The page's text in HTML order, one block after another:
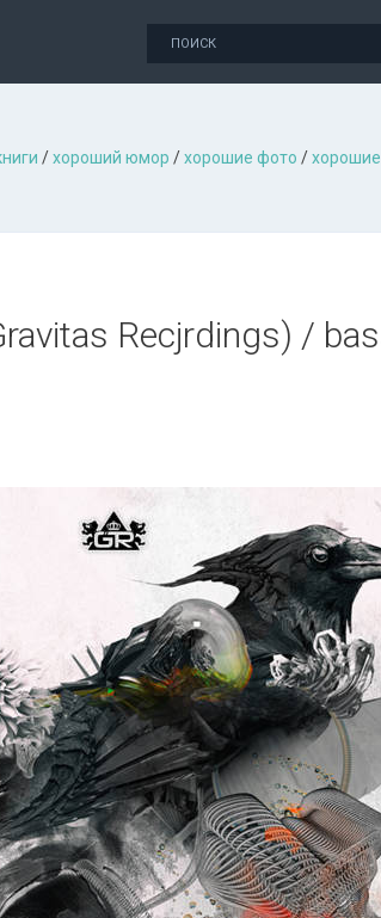
/хороший юмор /хорошие фото /
Recjrdings) /